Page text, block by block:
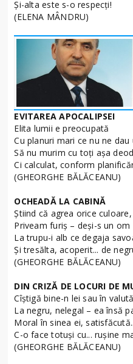
Şi-alta este s-o respecţi!
(ELENA MÂNDRU)
EVITAREA APOCALIPSEI
Elita lumii e preocupată
Cu planuri mari ce nu ne dau
Să nu murim cu toţi aşa
Ci calculat, conform
(GHEORGHE BĂLĂCEANU)
OCHEADĂ LA CABINĂ
Ştiind că agrea orice culoare,
Priveam furiş – deşi-s un om
La trupu-i alb ce degaja
Şi tresălta, acoperit... de
(GHEORGHE BĂLĂCEANU)
DIN CRIZĂ DE LOCURI DE
Cîştigă bine-n lei sau în
La negru, nelegal – ea însă
Moral în sinea ei,
C-o face totuşi cu... ruşine
(GHEORGHE BĂLĂCEANU)